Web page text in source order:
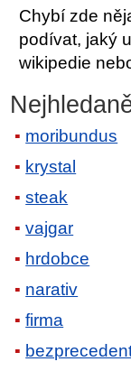
Chybí zde
podívat, jaký
wikipedie
moribundus
krystal
steak
vajgar
hrdobce
narativ
firma